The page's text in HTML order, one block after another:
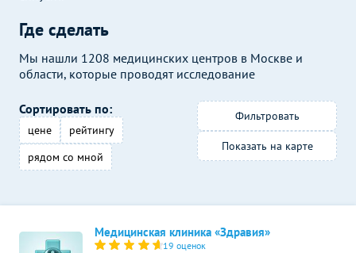
Где сделать
Мы нашли 1208 медицинских центров в Москве и
области, которые проводят исследование
Сортировать по:
цене
рейтингу
рядом со мной
Фильтровать
Показать на карте
Медицинская клиника «Здравия»
19 оценок